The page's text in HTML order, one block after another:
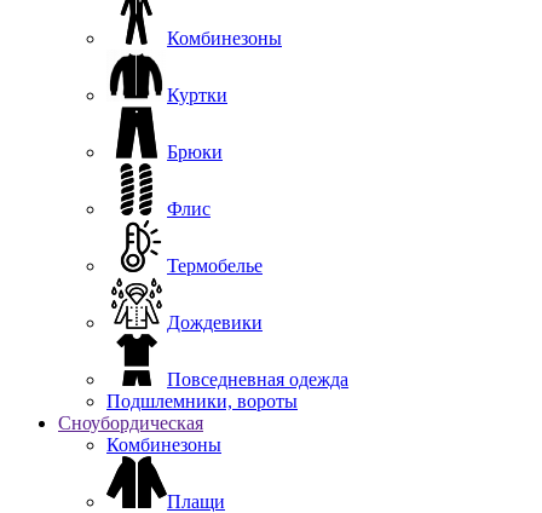
Комбинезоны
Куртки
Брюки
Флис
Термобелье
Дождевики
Повседневная одежда
Подшлемники, вороты
Сноубордическая
Комбинезоны
Плащи